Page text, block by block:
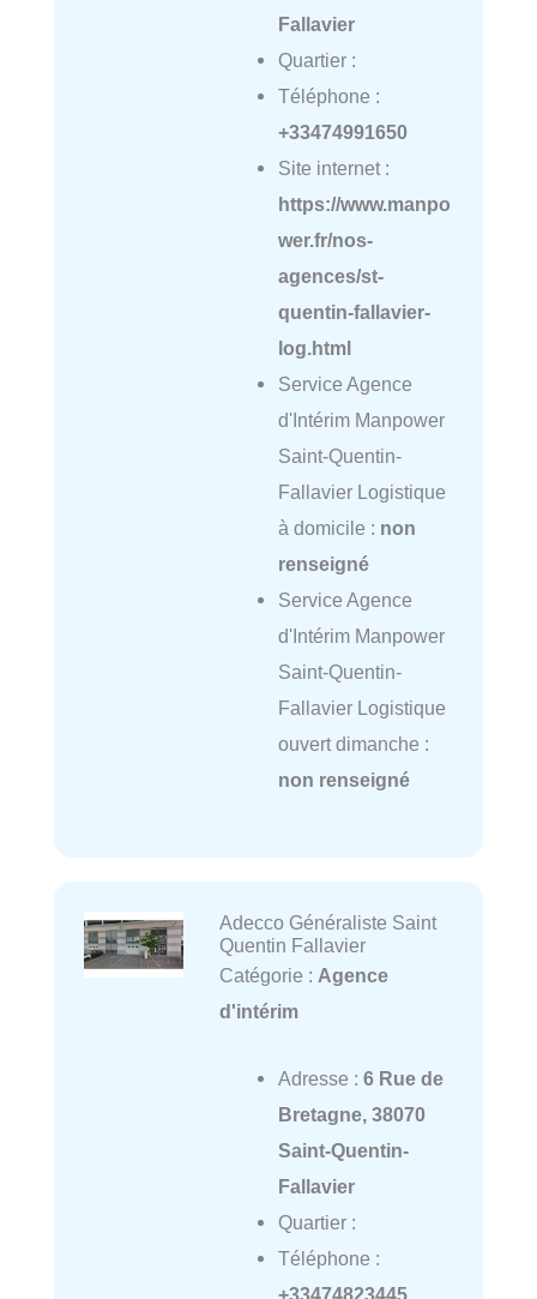
Fallavier
Quartier :
Téléphone :
+33474991650
Site internet :
https://www.manpo
wer.fr/nos-
agences/st-
quentin-fallavier-
log.html
Service Agence
d'Intérim Manpower
Saint-Quentin-
Fallavier Logistique
à domicile : non
renseigné
Service Agence
d'Intérim Manpower
Saint-Quentin-
Fallavier Logistique
ouvert dimanche :
non renseigné
Adecco Généraliste Saint
Quentin Fallavier
Catégorie : Agence
d'intérim
Adresse : 6 Rue de
Bretagne, 38070
Saint-Quentin-
Fallavier
Quartier :
Téléphone :
+33474823445